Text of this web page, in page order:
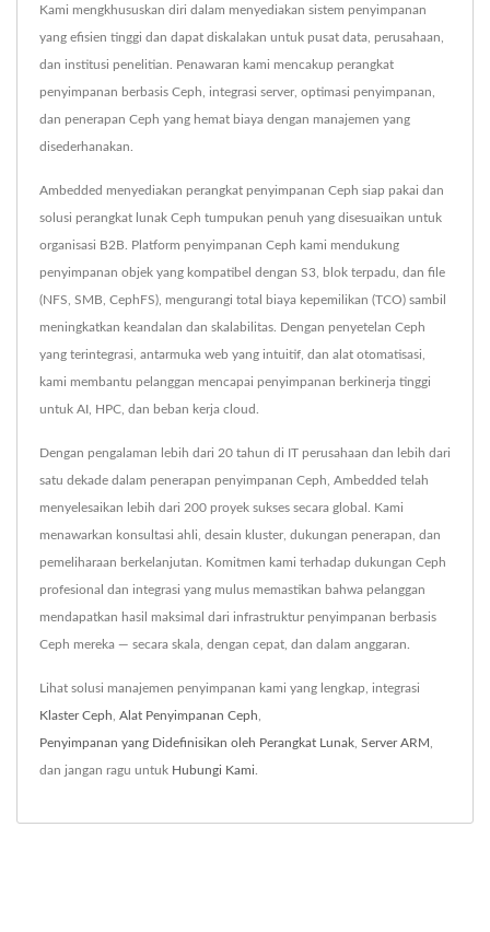
Kami mengkhususkan diri dalam menyediakan sistem penyimpanan
yang efisien tinggi dan dapat diskalakan untuk pusat data, perusahaan,
dan institusi penelitian. Penawaran kami mencakup perangkat
penyimpanan berbasis Ceph, integrasi server, optimasi penyimpanan,
dan penerapan Ceph yang hemat biaya dengan manajemen yang
disederhanakan.
Ambedded menyediakan perangkat penyimpanan Ceph siap pakai dan
solusi perangkat lunak Ceph tumpukan penuh yang disesuaikan untuk
organisasi B2B. Platform penyimpanan Ceph kami mendukung
penyimpanan objek yang kompatibel dengan S3, blok terpadu, dan file
(NFS, SMB, CephFS), mengurangi total biaya kepemilikan (TCO) sambil
meningkatkan keandalan dan skalabilitas. Dengan penyetelan Ceph
yang terintegrasi, antarmuka web yang intuitif, dan alat otomatisasi,
kami membantu pelanggan mencapai penyimpanan berkinerja tinggi
untuk AI, HPC, dan beban kerja cloud.
Dengan pengalaman lebih dari 20 tahun di IT perusahaan dan lebih dari
satu dekade dalam penerapan penyimpanan Ceph, Ambedded telah
menyelesaikan lebih dari 200 proyek sukses secara global. Kami
menawarkan konsultasi ahli, desain kluster, dukungan penerapan, dan
pemeliharaan berkelanjutan. Komitmen kami terhadap dukungan Ceph
profesional dan integrasi yang mulus memastikan bahwa pelanggan
mendapatkan hasil maksimal dari infrastruktur penyimpanan berbasis
Ceph mereka — secara skala, dengan cepat, dan dalam anggaran.
Lihat solusi manajemen penyimpanan kami yang lengkap, integrasi
Klaster Ceph Alat Penyimpanan Ceph
Penyimpanan yang Didefinisikan oleh Perangkat Lunak Server ARM
dan jangan ragu untuk Hubungi Kami